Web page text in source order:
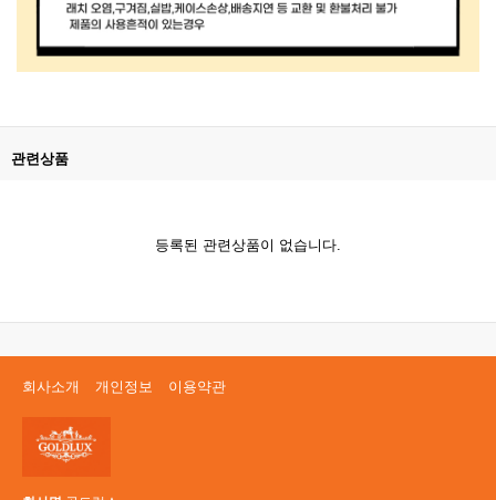
관련상품
등록된 관련상품이 없습니다.
회사소개 개인정보 이용약관